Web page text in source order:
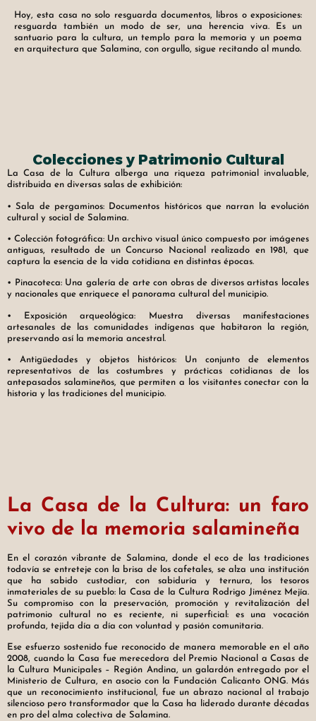
Hoy, esta casa no solo resguarda documentos, libros o exposiciones:
resguarda también un modo de ser, una herencia viva. Es un
santuario para la cultura, un templo para la memoria y un poema
en arquitectura que Salamina, con orgullo, sigue recitando al mundo.
Colecciones y Patrimonio Cultural
La Casa de la Cultura alberga una riqueza patrimonial invaluable,
distribuida en diversas salas de exhibición:
• Sala de pergaminos: Documentos históricos que narran la evolución
cultural y social de Salamina.
• Colección fotográfica: Un archivo visual único compuesto por imágenes
antiguas, resultado de un Concurso Nacional realizado en 1981, que
captura la esencia de la vida cotidiana en distintas épocas.
• Pinacoteca: Una galería de arte con obras de diversos artistas locales
y nacionales que enriquece el panorama cultural del municipio.
• Exposición arqueológica: Muestra diversas manifestaciones
artesanales de las comunidades indígenas que habitaron la región,
preservando así la memoria ancestral.
• Antigüedades y objetos históricos: Un conjunto de elementos
representativos de las costumbres y prácticas cotidianas de los
antepasados salamineños, que permiten a los visitantes conectar con la
historia y las tradiciones del municipio.
La Casa de la Cultura: un faro
vivo de la memoria salamineña
En el corazón vibrante de Salamina, donde el eco de las tradiciones
todavía se entreteje con la brisa de los cafetales, se alza una institución
que ha sabido custodiar, con sabiduría y ternura, los tesoros
inmateriales de su pueblo: la Casa de la Cultura Rodrigo Jiménez Mejía.
Su compromiso con la preservación, promoción y revitalización del
patrimonio cultural no es reciente, ni superficial: es una vocación
profunda, tejida día a día con voluntad y pasión comunitaria.
Ese esfuerzo sostenido fue reconocido de manera memorable en el año
2008, cuando la Casa fue merecedora del Premio Nacional a Casas de
la Cultura Municipales – Región Andina, un galardón entregado por el
Ministerio de Cultura, en asocio con la Fundación Calicanto ONG. Más
que un reconocimiento institucional, fue un abrazo nacional al trabajo
silencioso pero transformador que la Casa ha liderado durante décadas
en pro del alma colectiva de Salamina.